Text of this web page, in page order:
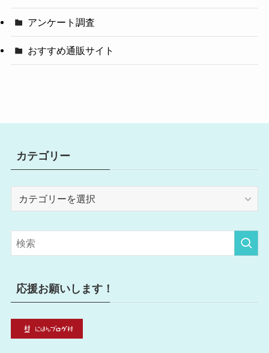
アンケート調査
おすすめ通販サイト
カテゴリー
リ
ー
応援お願いします！